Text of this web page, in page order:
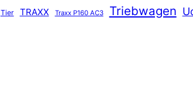
Tier TRAXX Traxx P160 AC3 Triebwagen